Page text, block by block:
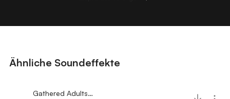
Ähnliche Soundeffekte
Gathered Adults Laughing